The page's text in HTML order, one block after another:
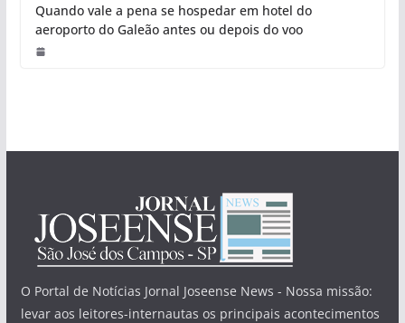
Quando vale a pena se hospedar em hotel do
aeroporto do Galeão antes ou depois do voo
O Portal de Notícias Jornal Joseense News - Nossa missão:
levar aos leitores-internautas os principais acontecimentos